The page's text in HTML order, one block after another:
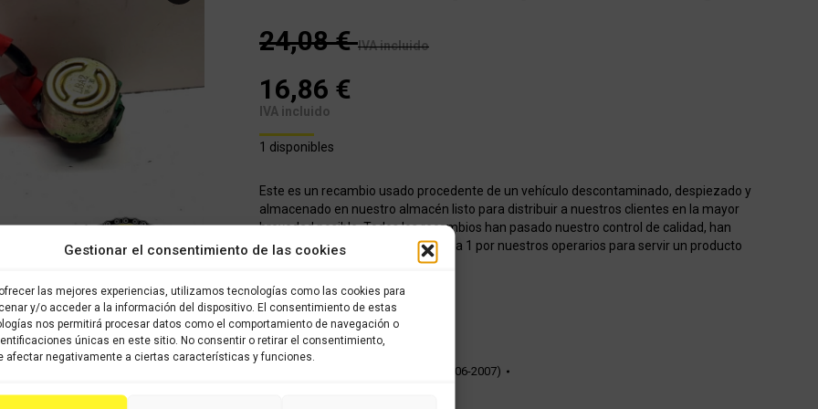
Gestionar el consentimiento de las cookies
las mejores experiencias, utilizamos tecnologías como las cookies para
y/o acceder a la información del dispositivo. El consentimiento de estas
nos permitirá procesar datos como el comportamiento de navegación o
únicas en este sitio. No consentir o retirar el consentimiento,
afectar negativamente a ciertas características y funciones.
24,08€ IVA incluido
16,86 €
IVA incluido
1 disponibles
Este es un recambio usado procedente de un vehículo descontaminado, despiezado y
almacenado en nuestro almacén listo para distribuir a nuestros clientes en la mayor
brevedad posible. Todos los recambios han pasado nuestro control de calidad, han
sido verificados y seleccionados 1 a 1 por nuestros operarios para servir un producto
COMPRAR
KYMCO XCITING 250cc (2006-2007)